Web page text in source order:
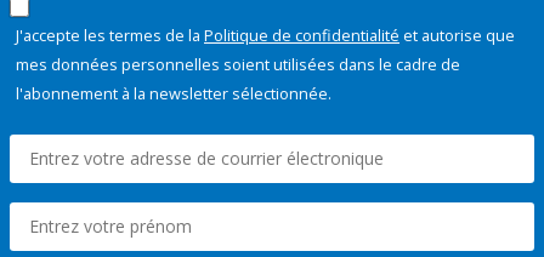
J'accepte les termes de la Politique de confidentialité et autorise que
mes données personnelles soient utilisées dans le cadre de
l'abonnement à la newsletter sélectionnée.